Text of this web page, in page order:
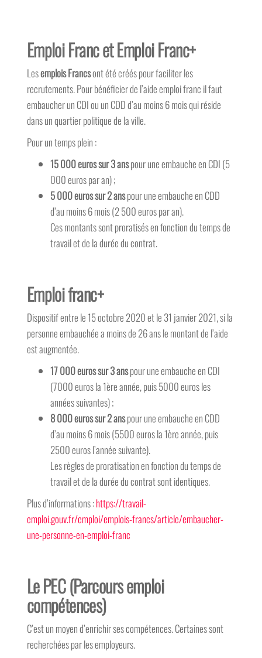
Emploi Franc et Emploi Franc+
Lesemplois Francsont été créés pour faciliter les
recrutements. Pour bénéficier de l’aide emploi franc il faut
embaucher un CDI ou un CDD d’au moins 6 mois qui réside
dans un quartier politique de la ville.
Pour un temps plein :
15 000 euros sur 3 anspour une embauche en CDI (5
000 euros par an) ;
5 000 euros sur 2 anspour une embauche en CDD
d’au moins 6 mois (2 500 euros par an).
Ces montants sont proratisés en fonction du temps de
travail et de la durée du contrat.
Emploi franc+
Dispositif entre le 15 octobre 2020 et le 31 janvier 2021, si la
personne embauchée a moins de 26 ans le montant de l’aide
est augmentée.
17 000 euros sur 3 anspour une embauche en CDI
(7000 euros la 1ère année, puis 5000 euros les
années suivantes) ;
8 000 euros sur 2 anspour une embauche en CDD
d’au moins 6 mois (5500 euros la 1ère année, puis
2500 euros l’année suivante).
Les règles de proratisation en fonction du temps de
travail et de la durée du contrat sont identiques.
Plus d’informations :https://travail-
emploi.gouv.fr/emploi/emplois-francs/article/embaucher-
une-personne-en-emploi-franc
Le PEC(Parcours emploi
compétences)
C’est un moyen d’enrichir ses compétences. Certaines sont
recherchées par les employeurs.